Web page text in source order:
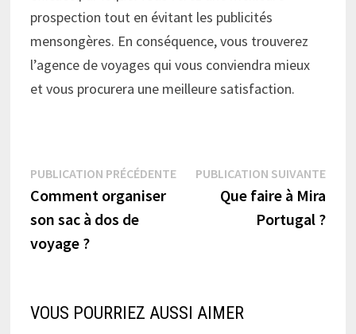
prospection tout en évitant les publicités
mensongères. En conséquence, vous trouverez
l’agence de voyages qui vous conviendra mieux
et vous procurera une meilleure satisfaction.
Navigation
de
l’article
PUBLICATION PRÉCÉDENTEPublication
précédente :
Comment organiser
son sac à dos de
voyage ?
PUBLICATION SUIVANTE
Que faire à Mira
Portugal ?
VOUS POURRIEZ AUSSI AIMER